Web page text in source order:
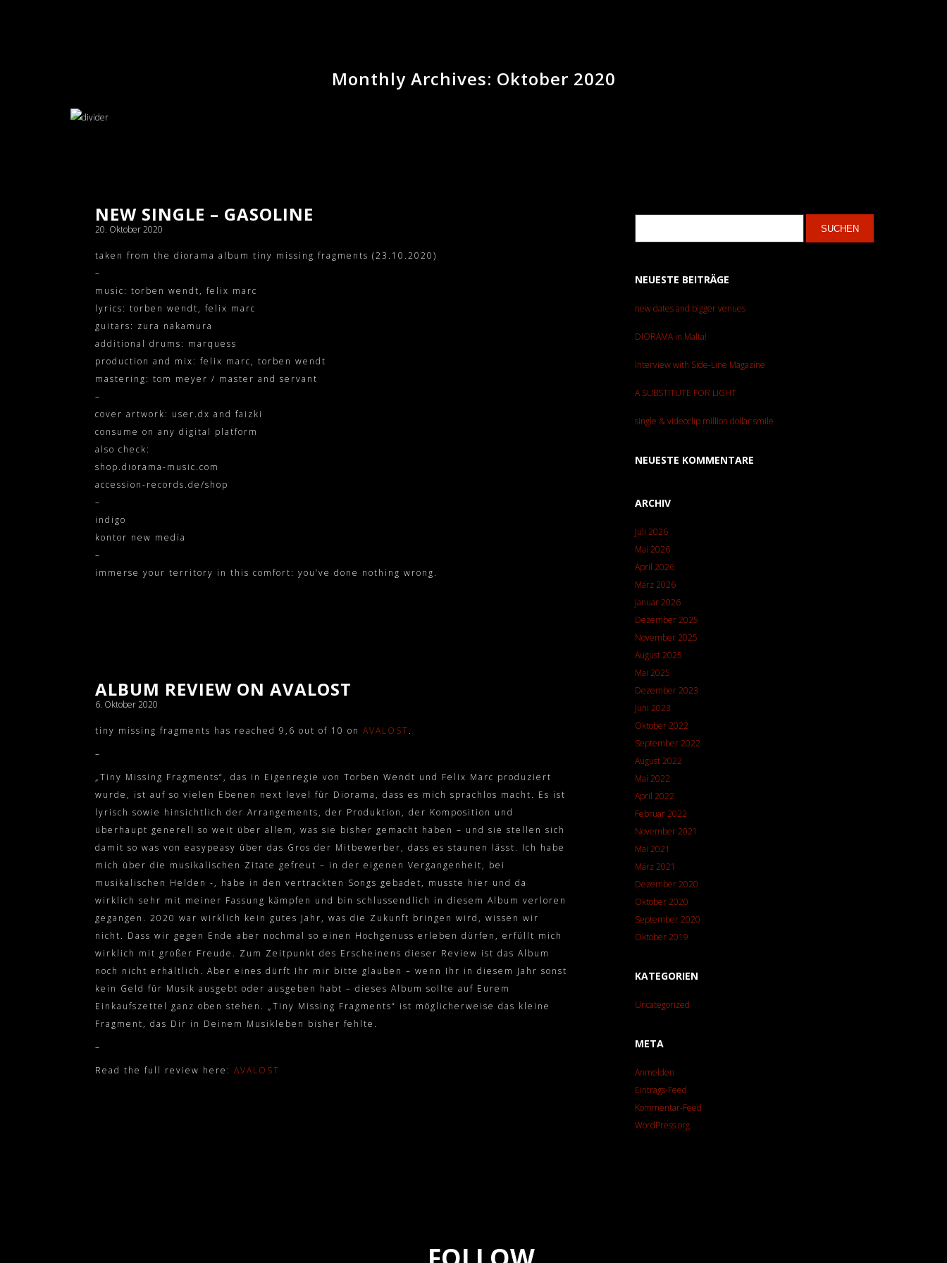
Monthly Archives: Oktober 2020
NEW SINGLE – GASOLINE
20. Oktober 2020
taken from the diorama album tiny missing fragments (23.10.2020)
–
music: torben wendt, felix marc
lyrics: torben wendt, felix marc
guitars: zura nakamura
additional drums: marquess
production and mix: felix marc, torben wendt
mastering: tom meyer / master and servant
–
cover artwork: user.dx and faizki
consume on any digital platform
also check:
shop.diorama-music.com
accession-records.de/shop
–
indigo
kontor new media
–
immerse your territory in this comfort: you’ve done nothing wrong.
ALBUM REVIEW ON AVALOST
6. Oktober 2020
tiny missing fragments has reached 9,6 out of 10 on AVALOST.
–
„Tiny Missing Fragments“, das in Eigenregie von Torben Wendt und Felix Marc produziert
wurde, ist auf so vielen Ebenen next level für Diorama, dass es mich sprachlos macht. Es ist
lyrisch sowie hinsichtlich der Arrangements, der Produktion, der Komposition und
überhaupt generell so weit über allem, was sie bisher gemacht haben – und sie stellen sich
damit so was von easypeasy über das Gros der Mitbewerber, dass es staunen lässt. Ich habe
mich über die musikalischen Zitate gefreut – in der eigenen Vergangenheit, bei
musikalischen Helden -, habe in den vertrackten Songs gebadet, musste hier und da
wirklich sehr mit meiner Fassung kämpfen und bin schlussendlich in diesem Album verloren
gegangen. 2020 war wirklich kein gutes Jahr, was die Zukunft bringen wird, wissen wir
nicht. Dass wir gegen Ende aber nochmal so einen Hochgenuss erleben dürfen, erfüllt mich
wirklich mit großer Freude. Zum Zeitpunkt des Erscheinens dieser Review ist das Album
noch nicht erhältlich. Aber eines dürft Ihr mir bitte glauben – wenn Ihr in diesem Jahr sonst
kein Geld für Musik ausgebt oder ausgeben habt – dieses Album sollte auf Eurem
Einkaufszettel ganz oben stehen. „Tiny Missing Fragments“ ist möglicherweise das kleine
Fragment, das Dir in Deinem Musikleben bisher fehlte.
–
Read the full review here: AVALOST
NEUESTE BEITRÄGE
new dates and bigger venues
DIORAMA in Malta!
Interview with Side-Line Magazine
A SUBSTITUTE FOR LIGHT
single & videoclip million dollar smile
NEUESTE KOMMENTARE
ARCHIV
Juli 2026
Mai 2026
April 2026
März 2026
Januar 2026
Dezember 2025
November 2025
August 2025
Mai 2025
Dezember 2023
Juni 2023
Oktober 2022
September 2022
August 2022
Mai 2022
April 2022
Februar 2022
November 2021
Mai 2021
März 2021
Dezember 2020
Oktober 2020
September 2020
Oktober 2019
KATEGORIEN
Uncategorized
META
Anmelden
Eintrags-Feed
Kommentar-Feed
WordPress.org